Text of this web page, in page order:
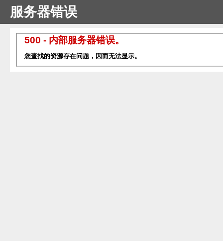
服务器错误
500 - 内部服务器错误。
您查找的资源存在问题，因而无法显示。